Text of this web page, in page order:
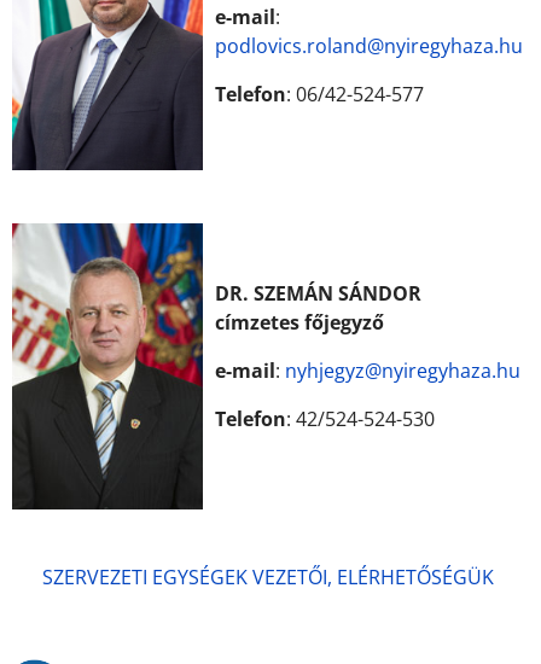
e-mail:
podlovics.roland@nyiregyhaza.hu
Telefon: 06/42-524-577
DR. SZEMÁN SÁNDOR
címzetes főjegyző
e-mail: nyhjegyz@nyiregyhaza.hu
Telefon: 42/524-524-530
SZERVEZETI EGYSÉGEK VEZETŐI, ELÉRHETŐSÉGÜK